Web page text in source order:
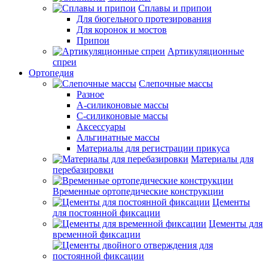
Сплавы и припои
Для бюгельного протезирования
Для коронок и мостов
Припои
Артикуляционные
спреи
Ортопедия
Слепочные массы
Разное
А-силиконовые массы
С-силиконовые массы
Аксессуары
Альгинатные массы
Материалы для регистрации прикуса
Материалы для
перебазировки
Временные ортопедические конструкции
Цементы
для постоянной фиксации
Цементы для
временной фиксации